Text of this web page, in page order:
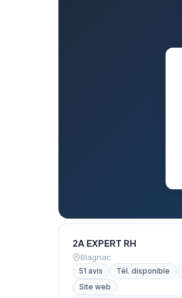
2A EXPERT RH
Blagnac
51 avis Tél. disponible
Site web